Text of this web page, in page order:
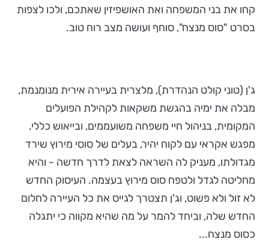
קחו את בני המשפחה ואת האושפיזין שאתכם, ולכו לצפות
בסרט "סוס מנצח", סוחף ועושה מצב רוח טוב.
ג'ן (טוני קולט הנהדרת), מלצרית בעיירה אירית מנומנמת,
מבלה את ימיה בהגשת משקאות לקהילת הפועלים
המקומית, בניהול חיי משפחה משועממים, ובייאוש כללי.
מפגש אקראי עם לקוח יהיר, בעלים של סוסי מירוץ שירד
מגדולתו, מעניק לה השראה לצאת לדרך חדשה - והיא
מחליטה לגדל ולטפח סוס מירוץ בעצמה. העיסוק החדש
לא זול ולא פשוט, וג'ן תצטרך לגייס את כל העיירה לחלום
החדש שלה, וביחד להמר על מה שהיא מקווה כי יתגלה
כסוס מנצח...